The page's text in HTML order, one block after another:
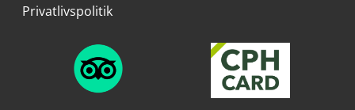
Privatlivspolitik